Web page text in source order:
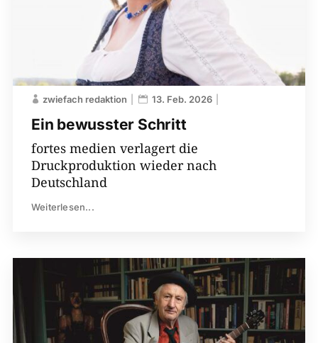
Ein bewusster Schritt
zwiefach redaktion 13. Feb. 2026
fortes medien verlagert die
Druckproduktion wieder nach
Deutschland
Weiterlesen...